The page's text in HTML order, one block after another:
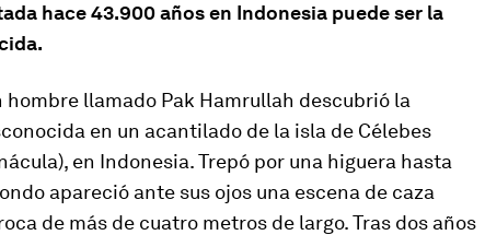
hace 43.900 años en Indonesia puede ser la
hombre llamado Pak Hamrullah descubrió la
en un acantilado de la isla de Célebes
en Indonesia. Trepó por una higuera hasta
apareció ante sus ojos una escena de caza
de más de cuatro metros de largo. Tras dos años